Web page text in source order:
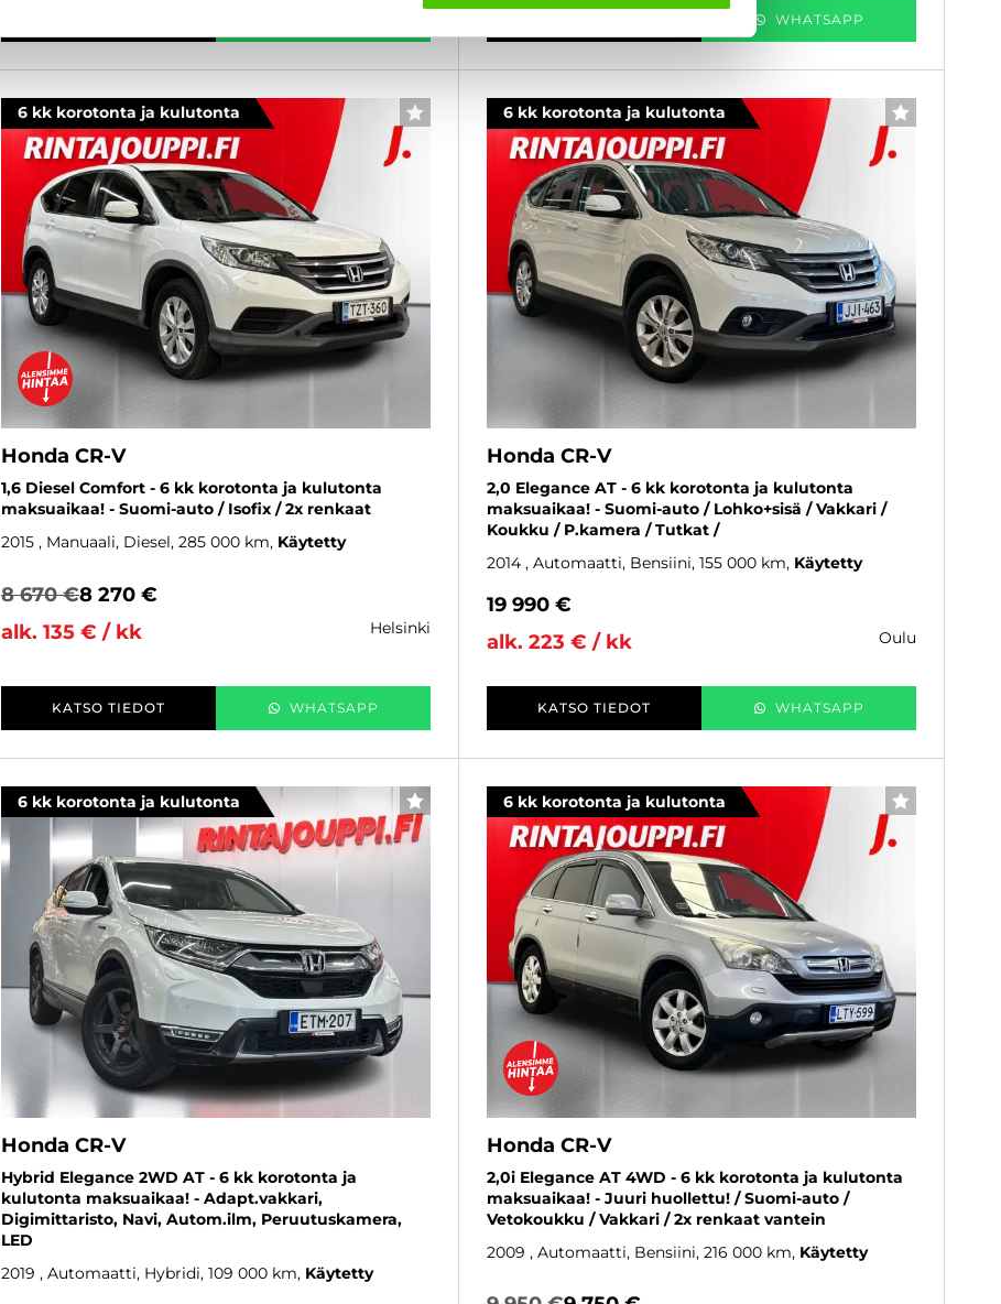
WHATSAPP
6 kk korotonta ja kulutonta SUOSIKKI
Honda CR-V
1,6 Diesel Comfort - 6 kk korotonta ja kulutonta
maksuaikaa! - Suomi-auto / Isofix / 2x renkaat
2015 , Manuaali, Diesel, 285 000 km Käytetty
8 670 €8 270 €
alk. 135 € / kk
helsinki
KATSO TIEDOT WHATSAPP
6 kk korotonta ja kulutonta SUOSIKKI
Honda CR-V
2,0 Elegance AT - 6 kk korotonta ja kulutonta
maksuaikaa! - Suomi-auto / Lohko+sisä / Vakkari /
Koukku / P.kamera / Tutkat /
2014 , Automaatti, Bensiini, 155 000 km Käytetty
19 990 €
alk. 223 € / kk
oulu
KATSO TIEDOT WHATSAPP
6 kk korotonta ja kulutonta SUOSIKKI
Honda CR-V
Hybrid Elegance 2WD AT - 6 kk korotonta ja
kulutonta maksuaikaa! - Adapt.vakkari,
Digimittaristo, Navi, Autom.ilm, Peruutuskamera,
LED
2019 , Automaatti, Hybridi, 109 000 km Käytetty
6 kk korotonta ja kulutonta SUOSIKKI
Honda CR-V
2,0i Elegance AT 4WD - 6 kk korotonta ja kulutonta
maksuaikaa! - Juuri huollettu! / Suomi-auto /
Vetokoukku / Vakkari / 2x renkaat vantein
2009 , Automaatti, Bensiini, 216 000 km Käytetty